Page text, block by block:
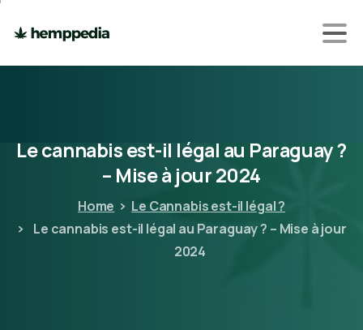
Lecannabisest-il légal au Paraguay?
– Miseà jour2024
Home
Le Cannabis est-il légal ?
Le cannabis est-il légal au Paraguay ? – Mise à jour
2024